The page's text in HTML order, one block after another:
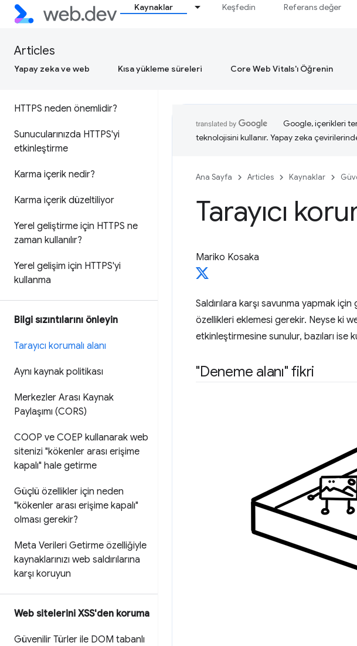
Kaynaklar Keşfedin Referans değer
Articles
Yapay zeka ve web Kısa yükleme süreleri Core Web Vitals'ı Öğrenin
"Aynı site" ve "aynı kaynak"ı
anlama
Güvenlik üstbilgileri hızlı başvuru
HTTPS neden önemlidir?
Sunucularınızda HTTPS'yi
etkinleştirme
Karma içerik nedir?
Karma içerik düzeltiliyor
Yerel geliştirme için HTTPS ne
zaman kullanılır?
Yerel gelişim için HTTPS'yi
kullanma
Bilgi sızıntılarını önleyin
Tarayıcı korumalı alanı
Aynı kaynak politikası
Merkezler Arası Kaynak
Paylaşımı (CORS)
COOP ve COEP kullanarak web
sitenizi "kökenler arası erişime
kapalı" hale getirme
Güçlü özellikler için neden
"kökenler arası erişime kapalı"
olması gerekir?
Meta Verileri Getirme özelliğiyle
kaynaklarınızı web saldırılarına
karşı koruyun
Web sitelerini XSS'den koruma
Güvenilir Türler ile DOM tabanlı
Google, içerikleri
teknolojisini kullanır. Yapay zeka
Ana Sayfa Articles Kaynaklar
Tarayıcı
Mariko Kosaka
Saldırılara karşı savunma yapmak
özellikleri eklemesi gerekir. Neyse ki
etkinleştirmesine sunulur, bazıları ise
"Deneme alanı" fikri